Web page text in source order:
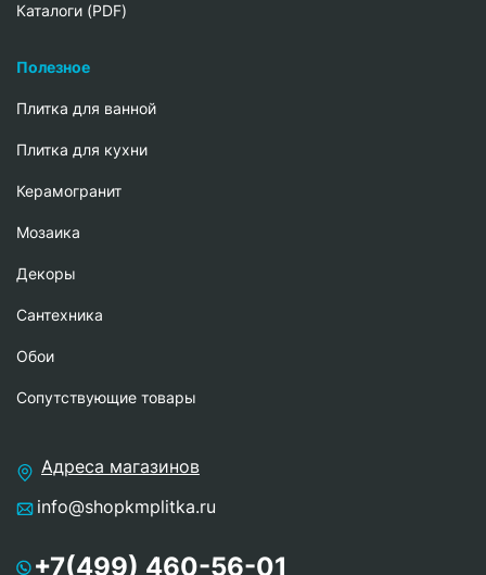
Каталоги (PDF)
Полезное
Плитка для ванной
Плитка для кухни
Керамогранит
Мозаика
Декоры
Сантехника
Обои
Сопутствующие товары
Адреса магазинов
info@shopkmplitka.ru
+7(499) 460-56-01